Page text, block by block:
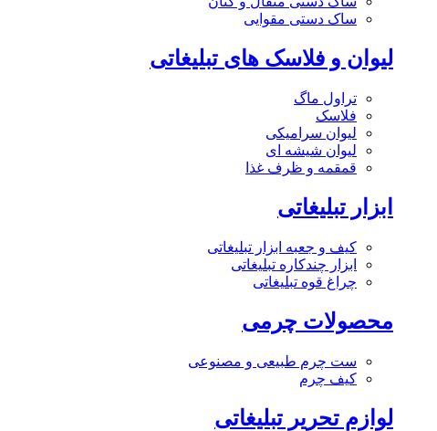
ساک دستی مقوایی
لیوان و فلاسک های تبلیغاتی
تراول ماگ
فلاسک
لیوان سرامیکی
لیوان شیشه ای
قمقمه و ظرف غذا
ابزار تبلیغاتی
کیف و جعبه ابزار تبلیغاتی
ابزار چندکاره تبلیغاتی
چراغ قوه تبلیغاتی
محصولات چرمی
ست چرم طبیعی و مصنوعی
کیف چرم
لوازم تحریر تبلیغاتی